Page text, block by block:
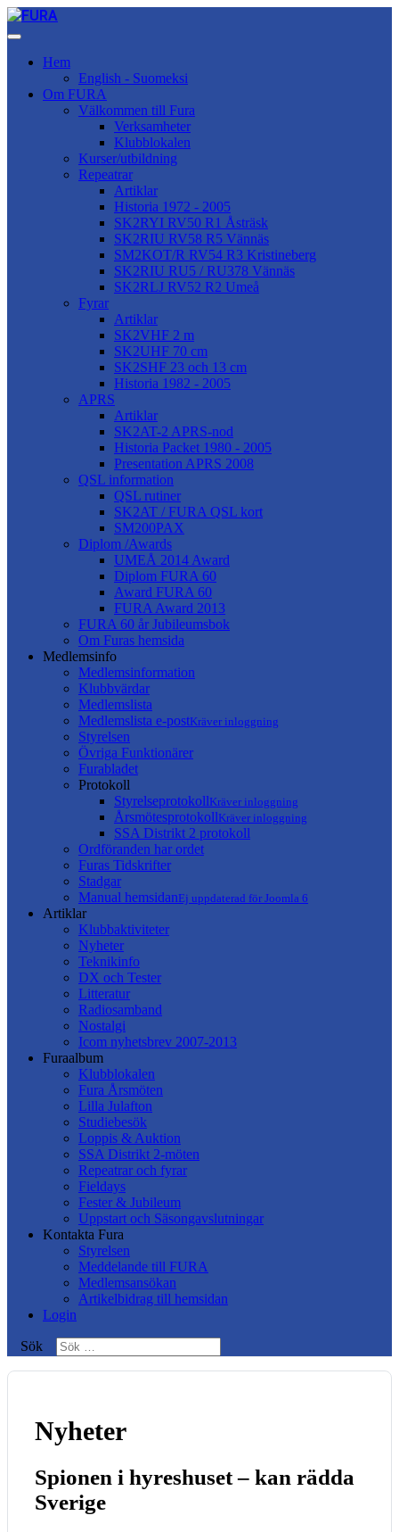
Hem
English - Suomeksi
Om FURA
Välkommen till Fura
Verksamheter
Klubblokalen
Kurser/utbildning
Repeatrar
Artiklar
Historia 1972 - 2005
SK2RYI RV50 R1 Åsträsk
SK2RIU RV58 R5 Vännäs
SM2KOT/R RV54 R3 Kristineberg
SK2RIU RU5 / RU378 Vännäs
SK2RLJ RV52 R2 Umeå
Fyrar
Artiklar
SK2VHF 2 m
SK2UHF 70 cm
SK2SHF 23 och 13 cm
Historia 1982 - 2005
APRS
Artiklar
SK2AT-2 APRS-nod
Historia Packet 1980 - 2005
Presentation APRS 2008
QSL information
QSL rutiner
SK2AT / FURA QSL kort
SM200PAX
Diplom /Awards
UMEÅ 2014 Award
Diplom FURA 60
Award FURA 60
FURA Award 2013
FURA 60 år Jubileumsbok
Om Furas hemsida
Medlemsinfo
Medlemsinformation
Klubbvärdar
Medlemslista
Medlemslista e-postKräver inloggning
Styrelsen
Övriga Funktionärer
Furabladet
Protokoll
StyrelseprotokollKräver inloggning
ÅrsmötesprotokollKräver inloggning
SSA Distrikt 2 protokoll
Ordföranden har ordet
Furas Tidskrifter
Stadgar
Manual hemsidanEj uppdaterad för Joomla 6
Artiklar
Klubbaktiviteter
Nyheter
Teknikinfo
DX och Tester
Litteratur
Radiosamband
Nostalgi
Icom nyhetsbrev 2007-2013
Furaalbum
Klubblokalen
Fura Årsmöten
Lilla Julafton
Studiebesök
Loppis & Auktion
SSA Distrikt 2-möten
Repeatrar och fyrar
Fieldays
Fester & Jubileum
Uppstart och Säsongavslutningar
Kontakta Fura
Styrelsen
Meddelande till FURA
Medlemsansökan
Artikelbidrag till hemsidan
Login
Sök
Nyheter
Spionen i hyreshuset – kan rädda
Sverige